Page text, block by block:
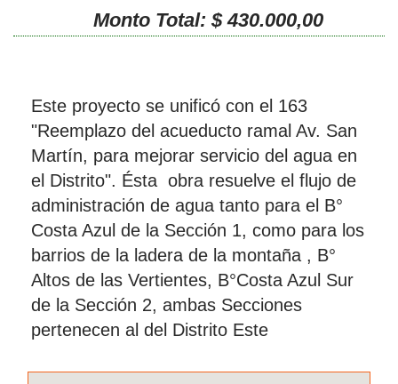
Monto Total: $ 430.000,00
Este proyecto se unificó con el 163
"Reemplazo del acueducto ramal Av. San
Martín, para mejorar servicio del agua en
el Distrito". Ésta obra resuelve el flujo de
administración de agua tanto para el B°
Costa Azul de la Sección 1, como para los
barrios de la ladera de la montaña , B°
Altos de las Vertientes, B°Costa Azul Sur
de la Sección 2, ambas Secciones
pertenecen al del Distrito Este